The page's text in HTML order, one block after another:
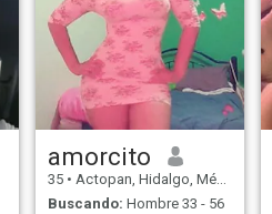
amorcito
35 • Actopan, Hidalgo, México
Buscando: Hombre 33 - 56